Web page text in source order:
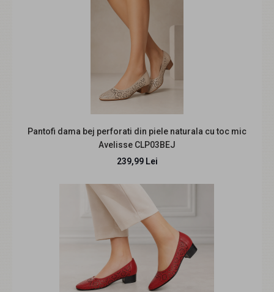
Marimea 40 Pantofi dama comozi casual din piele
naturala maro croco LP18CRM
219,99 Lei 179,99 Lei
Pantofi casual dama din piele naturala maro croco lac
Marimea 40 - 27 cm la interior Model C..
Pantofi dama bej perforati din piele naturala cu toc mic
Avelisse CLP03BEJ
239,99 Lei